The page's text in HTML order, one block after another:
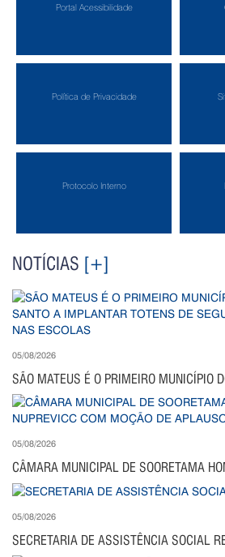
Portal Acessibilidade
Política de Privacidade
Protocolo Interno
NOTÍCIAS [+]
05/08/2026
SÃO MATEUS É O PRIMEIRO MUNICÍPIO
05/08/2026
CÂMARA MUNICIPAL DE SOORETAMA
05/08/2026
SECRETARIA DE ASSISTÊNCIA SOCIAL